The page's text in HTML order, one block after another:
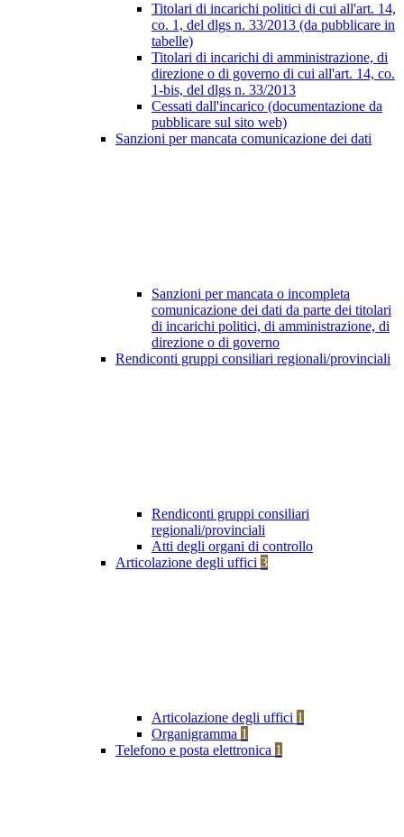
Titolari di incarichi politici di cui all'art. 14,
co. 1, del dlgs n. 33/2013 (da pubblicare in
tabelle)
Titolari di incarichi di amministrazione, di
direzione o di governo di cui all'art. 14, co.
1-bis, del dlgs n. 33/2013
Cessati dall'incarico (documentazione da
pubblicare sul sito web)
Sanzioni per mancata comunicazione dei dati
Sanzioni per mancata o incompleta
comunicazione dei dati da parte dei titolari
di incarichi politici, di amministrazione, di
direzione o di governo
Rendiconti gruppi consiliari regionali/provinciali
Rendiconti gruppi consiliari
regionali/provinciali
Atti degli organi di controllo
Articolazione degli uffici 3
Articolazione degli uffici 1
Organigramma 1
Telefono e posta elettronica 1